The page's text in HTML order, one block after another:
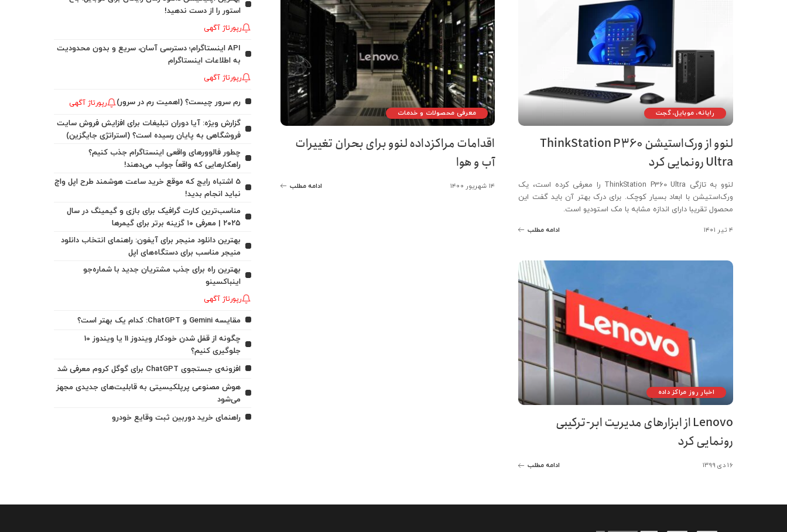
رایانه، موبایل، گجت
لنوو از ورک‌استیشن ThinkStation P360
Ultra رونمایی کرد
لنوو به تازگی ThinkStation P360 Ultra را معرفی کرده است، یک
ورک‌استیشن با ابعاد بسیار کوچک. برای درک بهتر آن باید گفت این
محصول تقریبا دارای اندازه مشابه با مک استودیو است.
۴ تیر ۱۴۰۱ ادامه مطلب
معرفی محصولات و خدمات
اقدامات مراکزداده لنوو برای بحران تغییرات
آب و هوا
۱۴ شهریور ۱۴۰۰ ادامه مطلب
اخبار روز مراکز داده
Lenovo از ابزارهای مدیریت ابر-ترکیبی
رونمایی کرد
۱۶ دی ۱۳۹۹ ادامه مطلب
استور را از دست ندهید!
رپورتاژ آگهی
API اینستاگرام؛ دسترسی آسان، سریع و بدون محدودیت
به اطلاعات اینستاگرام
رپورتاژ آگهی
رم سرور چیست؟ (اهمیت رم در سرور) رپورتاژ آگهی
گزارش ویژه: آیا دوران تبلیغات برای افزایش فروش سایت
فروشگاهی به پایان رسیده است؟ (استراتژی جایگزین)
چطور فالوورهای واقعی اینستاگرام جذب کنیم؟
راهکارهایی که واقعاً جواب می‌دهند!
5 اشتباه رایج که موقع خرید ساعت هوشمند طرح اپل واچ
نباید انجام بدید!
مناسب‌ترین کارت گرافیک برای بازی و گیمینگ در سال
۲۰۲۵ | معرفی ۱۰ گزینه برتر برای گیمرها
بهترین دانلود منیجر برای آیفون: راهنمای انتخاب دانلود
منیجر مناسب برای دستگاه‌های اپل
بهترین راه برای جذب مشتریان جدید با شماره‌جو
اینباکسینو
رپورتاژ آگهی
مقایسه Gemini و ChatGPT: کدام یک بهتر است؟
چگونه از قفل شدن خودکار ویندوز 11 یا ویندوز 10
جلوگیری کنیم؟
افزونه‌ی جستجوی ChatGPT برای گوگل کروم معرفی شد
هوش مصنوعی پرپلکیسیتی به قابلیت‌های جدیدی مجهز
می‌شود
راهنمای خرید دوربین ثبت وقایع خودرو